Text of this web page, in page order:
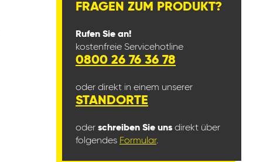
FRAGEN ZUM PRODUKT?
Rufen Sie an!
kostenfreie Servicehotline
0800 26 76 36 78
oder direkt in einem unserer
STANDORTE
oder schreiben Sie uns direkt über
folgendes Formular.